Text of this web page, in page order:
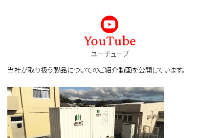
YouTube
ユーチューブ
当社が取り扱う製品についてのご紹介動画を公開しています。